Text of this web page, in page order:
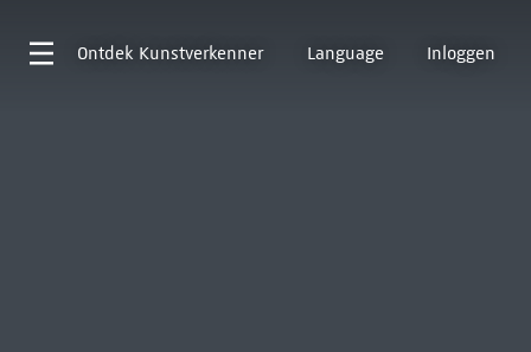
Ontdek Kunstverkenner Language Inloggen